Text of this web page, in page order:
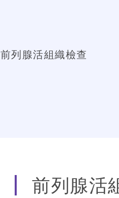
前列腺活組織檢查
前列腺活